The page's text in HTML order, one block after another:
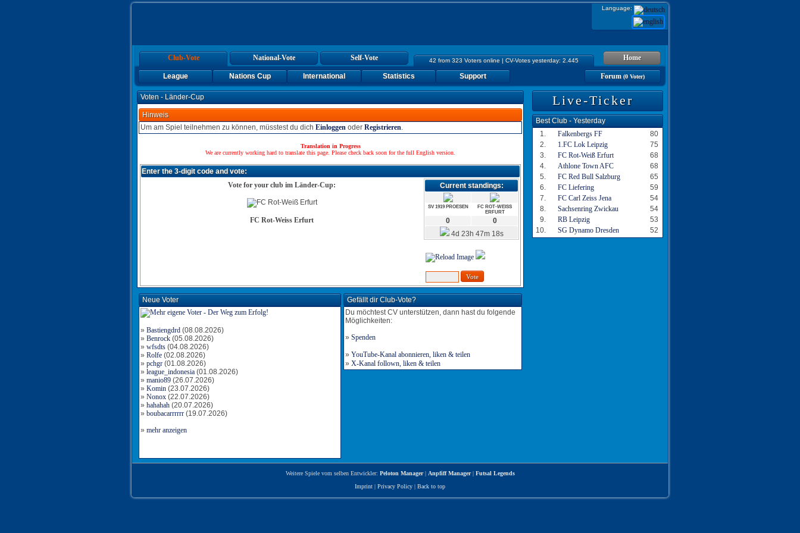
Language:
42 from 323 Voters online | CV-Votes yesterday: 2.445
Club-Vote National-Vote Self-Vote Home
Forum(0 Voter)
League Nations Cup International Statistics Support
Voten - Länder-Cup
Hinweis
Um am Spiel teilnehmen zu können, müsstest du dich Einloggen oder Registrieren.
Translation in Progress
We are currently working hard to translate this page. Please check back soon for the full English version.
Enter the 3-digit code and vote:
Vote for your club im Länder-Cup:
FC Rot-Weiss Erfurt
Current standings:
SV 1919 PROESEN
FC ROT-WEISS
ERFURT
0
0
4d 23h 47m 18s
Neue Voter
» Bastiengdrd (08.08.2026)
» Benrock (05.08.2026)
» wfsdts (04.08.2026)
» Rolfe (02.08.2026)
» pchgr (01.08.2026)
» league_indonesia (01.08.2026)
» manio89 (26.07.2026)
» Komin (23.07.2026)
» Nonox (22.07.2026)
» hahahah (20.07.2026)
» boubacarrrrrr (19.07.2026)
» mehr anzeigen
Gefällt dir Club-Vote?
Du möchtest CV unterstützen, dann hast du folgende
Möglichkeiten:
» Spenden
» YouTube-Kanal abonnieren, liken & teilen
» X-Kanal follown, liken & teilen
Live-Ticker
Best Club - Yesterday
1.
Falkenbergs FF
80
2.
1.FC Lok Leipzig
75
3.
FC Rot-Weiß Erfurt
68
4.
Athlone Town AFC
68
5.
FC Red Bull Salzburg
65
6.
FC Liefering
59
7.
FC Carl Zeiss Jena
54
8.
Sachsenring Zwickau
54
9.
RB Leipzig
53
10.
SG Dynamo Dresden 52
Weitere Spiele vom selben Entwickler: Peloton Manager| Anpfiff Manager| Futsal Legends
Imprint | Privacy Policy | Back to top